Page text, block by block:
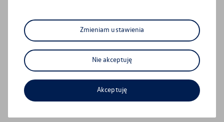
Sprawdź aktualne promocje
serwisowe
Zyskaj jeszcze więcej
Formularz kontaktowy
Zmieniam ustawienia
Nie akceptuję
Akceptuję